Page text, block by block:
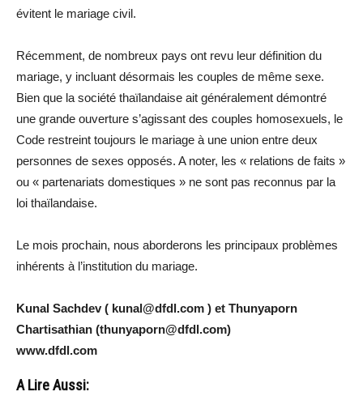
évitent le mariage civil.
Récemment, de nombreux pays ont revu leur définition du
mariage, y incluant désormais les couples de même sexe.
Bien que la société thaïlandaise ait généralement démontré
une grande ouverture s’agissant des couples homosexuels, le
Code restreint toujours le mariage à une union entre deux
personnes de sexes opposés. A noter, les « relations de faits »
ou « partenariats domestiques » ne sont pas reconnus par la
loi thaïlandaise.
Le mois prochain, nous aborderons les principaux problèmes
inhérents à l’institution du mariage.
Kunal Sachdev ( kunal@dfdl.com ) et Thunyaporn
Chartisathian (thunyaporn@dfdl.com)
www.dfdl.com
A Lire Aussi: